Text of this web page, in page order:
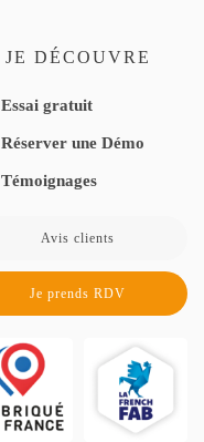
JE DÉCOUVRE
Essai gratuit
Réserver une Démo
Témoignages
Avis clients
Je prends RDV